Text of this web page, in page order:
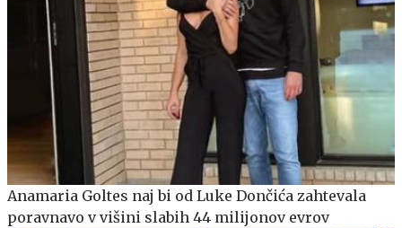
Anamaria Goltes naj bi od Luke Dončića zahtevala
poravnavo v višini slabih 44 milijonov evrov